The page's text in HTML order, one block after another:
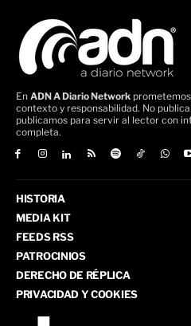
En ADN A Diario Network
contexto y responsabilidad. No
publicamos para servir al lector con
completa.
HISTORIA
MEDIA KIT
FEEDS RSS
PATROCINIOS
DERECHO DE RÉPLICA
PRIVACIDAD Y COOKIES